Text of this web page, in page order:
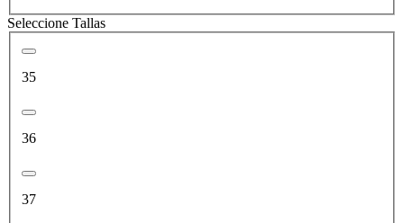
Seleccione Tallas
35
36
37